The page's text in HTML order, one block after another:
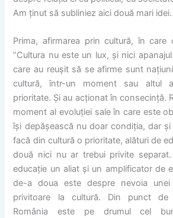
Am ținut să subliniez aici două mari idei.
Prima, afirmarea prin cultură, în care
”Cultura nu este un lux, și nici
care au reușit să se afirme sunt
cultură, într-un moment sau altul
prioritate. Și au acționat în consecință.
moment al evoluției sale în care este
își depășească nu doar condiția, dar
facă din cultură o prioritate, alături de
două nici nu ar trebui privite
educație un aliat și un amplificator de
de-a doua este despre nevoia unei
privitoare la cultură. Din punct de
România este pe drumul cel